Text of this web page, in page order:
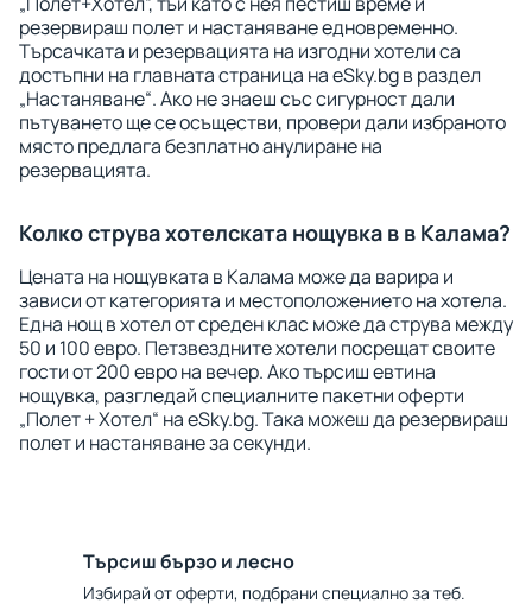
резервираш полет и настаняване едновременно.
Търсачката и резервацията на изгодни хотели са
достъпни на главната страница на eSky.bg в раздел
„Настаняване“. Ако не знаеш със сигурност дали
пътуването ще се осъществи, провери дали избраното
място предлага безплатно анулиране на
резервацията.
Колко струва хотелската нощувка в в Калама?
Цената на нощувката в Калама може да варира и
зависи от категорията и местоположението на хотела.
Една нощ в хотел от среден клас може да струва между
50 и 100 евро. Петзвездните хотели посрещат своите
гости от 200 евро на вечер. Ако търсиш евтина
нощувка, разгледай специалните пакетни оферти
„Полет + Хотел“ на eSky.bg. Така можеш да резервираш
полет и настаняване за секунди.
Търсиш бързо и лесно
Избирай от оферти, подбрани специално за теб.